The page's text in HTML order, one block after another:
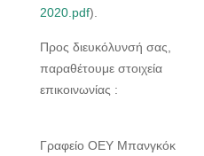
2020.pdf).
Προς διευκόλυνσή σας,
παραθέτουμε στοιχεία
επικοινωνίας :
Γραφείο ΟΕΥ Μπανγκόκ